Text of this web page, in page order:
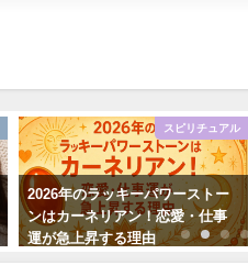
スピリチュアル
2026年のラッキーパワーストー
ンはカーネリアン！恋愛・仕事
運が急上昇する理由